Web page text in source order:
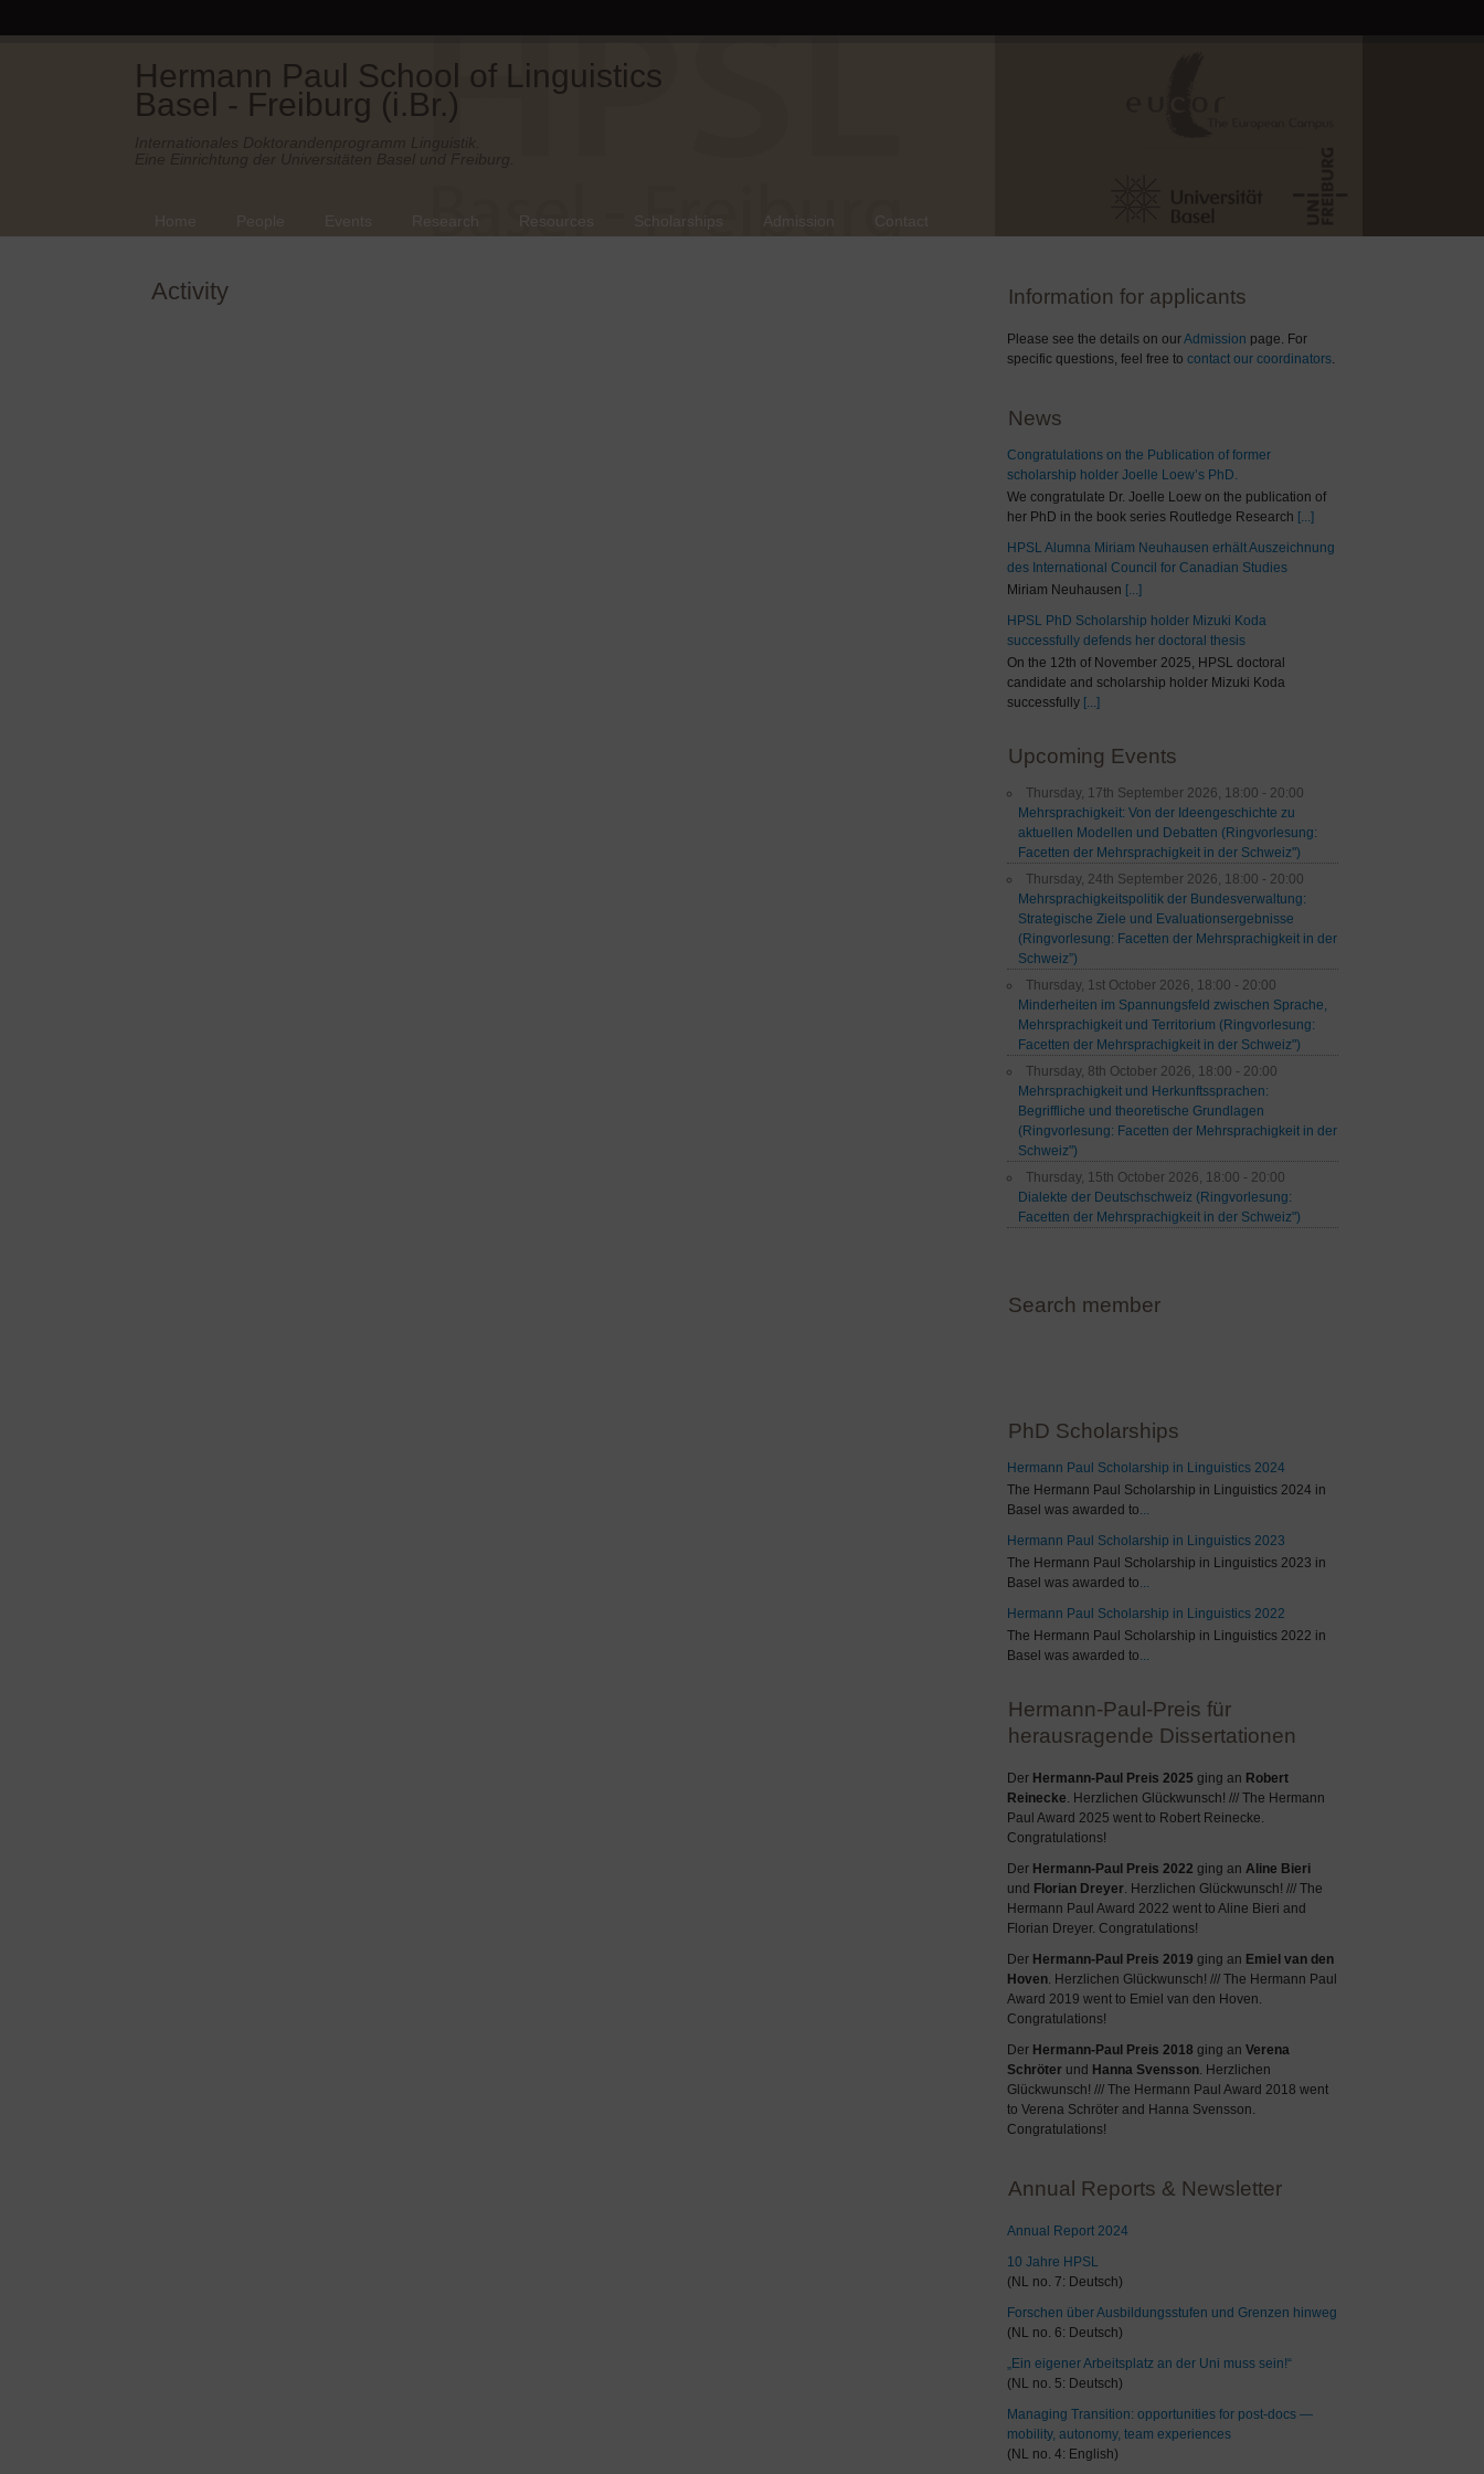
Hermann Paul School of Linguistics
Basel - Freiburg (i.Br.)
Activity Information for applicants
Please see the details on ourAdmission page. For
specific questions, feel free to contact our coordinators.
News
Congratulations on the Publication of former
scholarship holder Joelle Loew’s PhD.
We congratulate Dr. Joelle Loew on the publication of
her PhD in the book series Routledge Research [...]
HPSL Alumna Miriam Neuhausen erhält Auszeichnung
des International Council for Canadian Studies
Miriam Neuhausen [...]
HPSL PhD Scholarship holder Mizuki Koda
successfully defends her doctoral thesis
On the 12th of November 2025, HPSL doctoral
candidate and scholarship holder Mizuki Koda
successfully [...]
Upcoming Events
Thursday, 17th September 2026, 18:00 - 20:00
Mehrsprachigkeit: Von der Ideengeschichte zu
aktuellen Modellen und Debatten (Ringvorlesung:
Facetten der Mehrsprachigkeit in der Schweiz")
Thursday, 24th September 2026, 18:00 - 20:00
Mehrsprachigkeitspolitik der Bundesverwaltung:
Strategische Ziele und Evaluationsergebnisse
(Ringvorlesung: Facetten der Mehrsprachigkeit in der
Schweiz”)
Thursday, 1st October 2026, 18:00 - 20:00
Minderheiten im Spannungsfeld zwischen Sprache,
Mehrsprachigkeit und Territorium (Ringvorlesung:
Facetten der Mehrsprachigkeit in der Schweiz")
Thursday, 8th October 2026, 18:00 - 20:00
Mehrsprachigkeit und Herkunftssprachen:
Begriffliche und theoretische Grundlagen
(Ringvorlesung: Facetten der Mehrsprachigkeit in der
Schweiz")
Thursday, 15th October 2026, 18:00 - 20:00
Dialekte der Deutschschweiz (Ringvorlesung:
Facetten der Mehrsprachigkeit in der Schweiz")
Search member
PhD Scholarships
Hermann Paul Scholarship in Linguistics 2024
The Hermann Paul Scholarship in Linguistics 2024 in
Basel was awarded to...
Hermann Paul Scholarship in Linguistics 2023
The Hermann Paul Scholarship in Linguistics 2023 in
Basel was awarded to...
Hermann Paul Scholarship in Linguistics 2022
The Hermann Paul Scholarship in Linguistics 2022 in
Basel was awarded to...
Hermann-Paul-Preis für
herausragende Dissertationen
Der Hermann-Paul Preis 2025 ging an Robert
Reinecke. Herzlichen Glückwunsch! /// The Hermann
Paul Award 2025 went to Robert Reinecke.
Congratulations!
Der Hermann-Paul Preis 2022 ging an Aline Bieri
und Florian Dreyer. Herzlichen Glückwunsch! /// The
Hermann Paul Award 2022 went to Aline Bieri and
Florian Dreyer. Congratulations!
Der Hermann-Paul Preis 2019 ging an Emiel van den
Hoven. Herzlichen Glückwunsch! /// The Hermann Paul
Award 2019 went to Emiel van den Hoven.
Congratulations!
Der Hermann-Paul Preis 2018 ging an Verena
Schröter und Hanna Svensson. Herzlichen
Glückwunsch! /// The Hermann Paul Award 2018 went
to Verena Schröter and Hanna Svensson.
Congratulations!
Annual Reports & Newsletter
Annual Report 2024
10 Jahre HPSL
(NL no. 7: Deutsch)
Forschen über Ausbildungsstufen und Grenzen hinweg
(NL no. 6: Deutsch)
„Ein eigener Arbeitsplatz an der Uni muss sein!“
(NL no. 5: Deutsch)
Managing Transition: opportunities for post-docs —
mobility, autonomy, team experiences
(NL no. 4: English)